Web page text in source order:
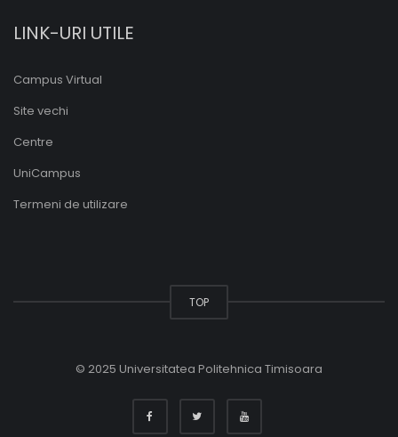
LINK-URI UTILE
Campus Virtual
Site vechi
Centre
UniCampus
Termeni de utilizare
TOP
© 2025 Universitatea Politehnica Timisoara